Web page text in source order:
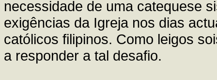
necessidade de uma catequese
exigências da Igreja nos dias
católicos filipinos. Como leigos
a responder a tal desafio.